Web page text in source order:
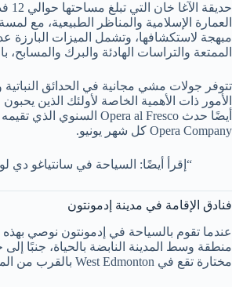
العمارة الإسلامية والمناظر الطبيعية، مع
مبهجة لاستكشافها، وتشمل الميزات البارزة
الممتعة والتراسات الهادئة والبرك والمسابح،
تتوفر جولات مشي مجانية في الحدائق
الأمور ذات الأهمية الخاصة لأولئك الذين
Opera Company كل شهر يونيو.
“إقرأ أيضًا: السياحة في سانتياغو دي
فنادق الإقامة في مدينة إدمونتون
عندما تقوم بالسياحة في إدمونتون نوصي بهذه
منطقة وسط المدينة النابضة بالحياة، جنبًا
مختارة تقع في West Edmonton بالقرب من المركز التجاري الشهير.